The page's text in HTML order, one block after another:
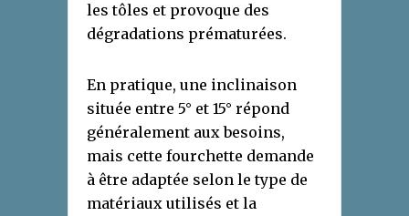
les tôles et provoque des
dégradations prématurées.
En pratique, une inclinaison
située entre 5° et 15° répond
généralement aux besoins,
mais cette fourchette demande
à être adaptée selon le type de
matériaux utilisés et la